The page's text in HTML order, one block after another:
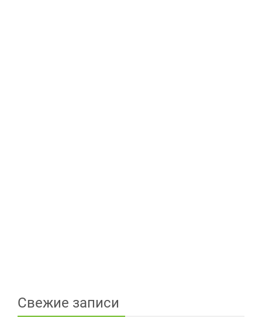
Свежие записи